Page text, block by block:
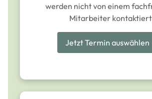
werden nicht von einem
Mitarbeiter
Jetzt Termin auswählen